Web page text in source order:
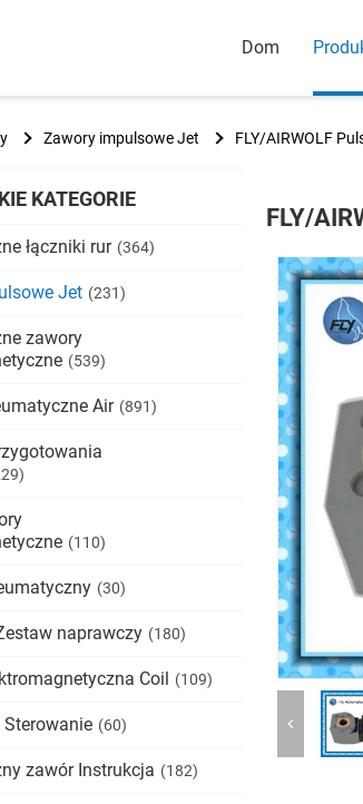
Dom
Zawory impulsowe Jet FLY/AIRWOLF
KATEGORIE
łączniki rur (364)
Jet (231)
zawory
(539)
Air (891)
(110)
(30)
naprawczy (180)
Coil (109)
(60)
zawór Instrukcja (182)
FLY/